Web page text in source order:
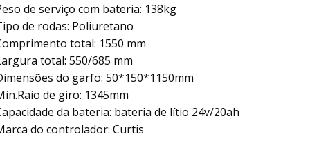
de serviço com bateria: 138kg
de rodas: Poliuretano
total: 1550 mm
total: 550/685 mm
do garfo: 50*150*1150mm
de giro: 1345mm
da bateria: bateria de lítio 24v/20ah
do controlador: Curtis